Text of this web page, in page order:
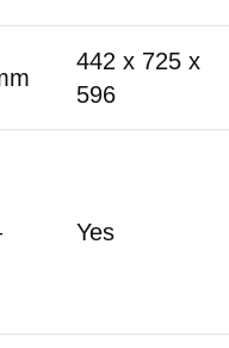
442 x 725 x
596
Yes